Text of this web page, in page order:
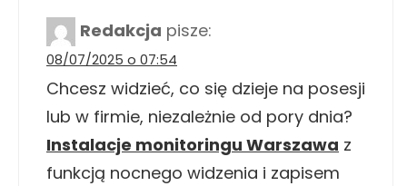
Redakcja pisze:
08/07/2025 o 07:54
Chcesz widzieć, co się dzieje na posesji
lub w firmie, niezależnie od pory dnia?
Instalacje monitoringu Warszawa z
funkcją nocnego widzenia i zapisem